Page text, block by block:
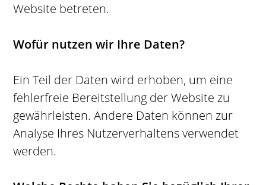
Website betreten.
Wofür nutzen wir Ihre Daten?
Ein Teil der Daten wird erhoben, um eine
fehlerfreie Bereitstellung der Website zu
gewährleisten. Andere Daten können zur
Analyse Ihres Nutzerverhaltens verwendet
werden.